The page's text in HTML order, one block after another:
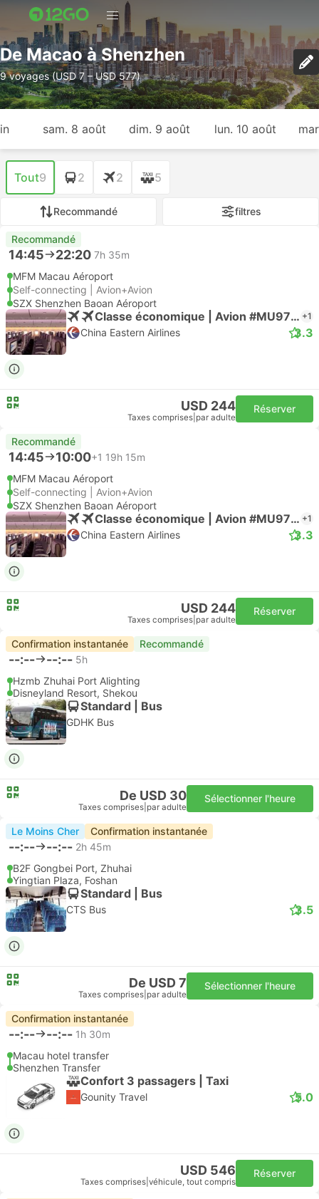
De Macao à Shenzhen
9 voyages (USD 7 – USD 577)
sam. 8 août dim. 9 août lun. 10 août
Tout9 2 2 5
Recommandé filtres
Recommandé
14:45 22:20 7h 35m
MFM Macau Aéroport
Self-connecting | Avion+Avion
SZX Shenzhen Baoan Aéroport
Classe économique | Avion #MU9798 +1
China Eastern Airlines 3.3
USD 244
Taxes comprises par adulte
Réserver
Recommandé
14:45 10:00+1 19h 15m
MFM Macau Aéroport
Self-connecting | Avion+Avion
SZX Shenzhen Baoan Aéroport
Classe économique | Avion #MU9798 +1
China Eastern Airlines 3.3
USD 244
Taxes comprises par adulte
Réserver
Confirmation instantanée Recommandé
--:-- --:-- 5h
Hzmb Zhuhai Port Alighting
Disneyland Resort, Shekou
Standard | Bus
GDHK Bus
De USD 30
Taxes comprises par adulte
Sélectionner l'heure
Le Moins Cher Confirmation instantanée
--:-- --:-- 2h 45m
B2F Gongbei Port, Zhuhai
Yingtian Plaza, Foshan
Standard | Bus
CTS Bus 3.5
De USD 7
Taxes comprises par adulte
Sélectionner l'heure
Confirmation instantanée
--:-- --:-- 1h 30m
Macau hotel transfer
Shenzhen Transfer
Confort 3 passagers | Taxi
Gounity Travel 5.0
USD 546
Taxes comprises véhicule, tout compris
Réserver